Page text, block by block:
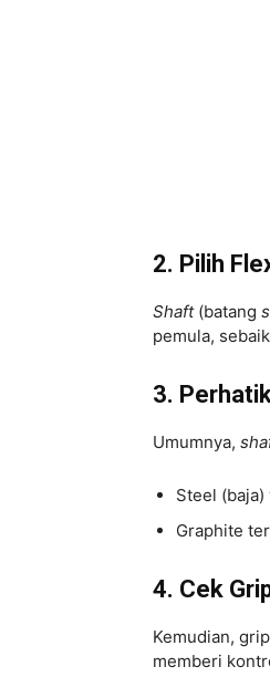
2. Pilih
Shaft (batang
pemula,
3.
Umumnya,
Steel
Graphite
4. Cek
Kemudian,
memberi